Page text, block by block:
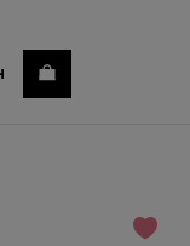
Купить